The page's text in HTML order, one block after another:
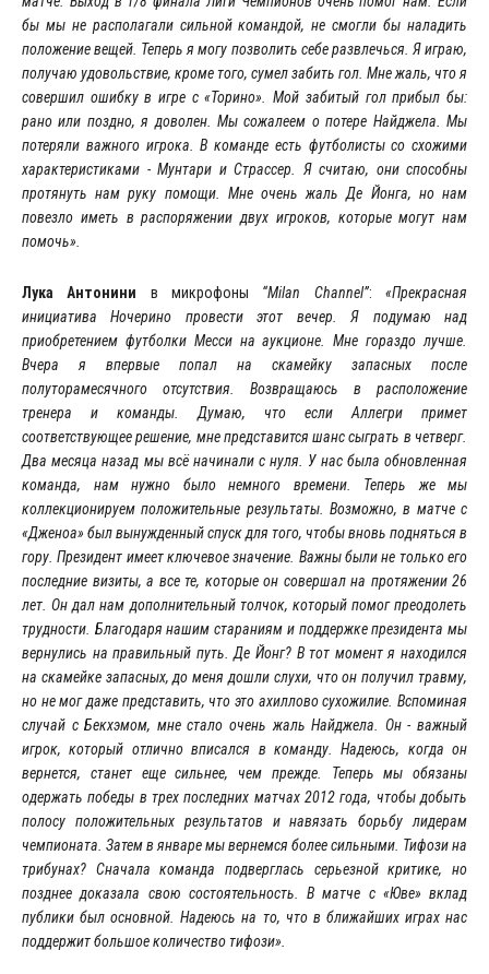
бы мы не располагали сильной командой, не смогли бы наладить
положение вещей. Теперь я могу позволить себе развлечься. Я играю,
получаю удовольствие, кроме того, сумел забить гол. Мне жаль, что я
совершил ошибку в игре с «Торино». Мой забитый гол прибыл бы:
рано или поздно, я доволен. Мы сожалеем о потере Найджела. Мы
потеряли важного игрока. В команде есть футболисты со схожими
характеристиками - Мунтари и Страссер. Я считаю, они способны
протянуть нам руку помощи. Мне очень жаль Де Йонга, но нам
повезло иметь в распоряжении двух игроков, которые могут нам
помочь».
Лука Антонини в микрофоны “Milan Channel”:«Прекрасная
инициатива Ночерино провести этот вечер. Я подумаю над
приобретением футболки Месси на аукционе. Мне гораздо лучше.
Вчера я впервые попал на скамейку запасных после
полуторамесячного отсутствия. Возвращаюсь в расположение
тренера и команды. Думаю, что если Аллегри примет
соответствующее решение, мне представится шанс сыграть в четверг.
Два месяца назад мы всё начинали с нуля. У нас была обновленная
команда, нам нужно было немного времени. Теперь же мы
коллекционируем положительные результаты. Возможно, в матче с
«Дженоа» был вынужденный спуск для того, чтобы вновь подняться в
гору. Президент имеет ключевое значение. Важны были не только его
последние визиты, а все те, которые он совершал на протяжении 26
лет. Он дал нам дополнительный толчок, который помог преодолеть
трудности. Благодаря нашим стараниям и поддержке президента мы
вернулись на правильный путь. Де Йонг? В тот момент я находился
на скамейке запасных, до меня дошли слухи, что он получил травму,
но не мог даже представить, что это ахиллово сухожилие. Вспоминая
случай с Бекхэмом, мне стало очень жаль Найджела. Он - важный
игрок, который отлично вписался в команду. Надеюсь, когда он
вернется, станет еще сильнее, чем прежде. Теперь мы обязаны
одержать победы в трех последних матчах 2012 года, чтобы добыть
полосу положительных результатов и навязать борьбу лидерам
чемпионата. Затем в январе мы вернемся более сильными. Тифози на
трибунах? Сначала команда подверглась серьезной критике, но
позднее доказала свою состоятельность. В матче с «Юве» вклад
публики был основной. Надеюсь на то, что в ближайших играх нас
поддержит большое количество тифози».